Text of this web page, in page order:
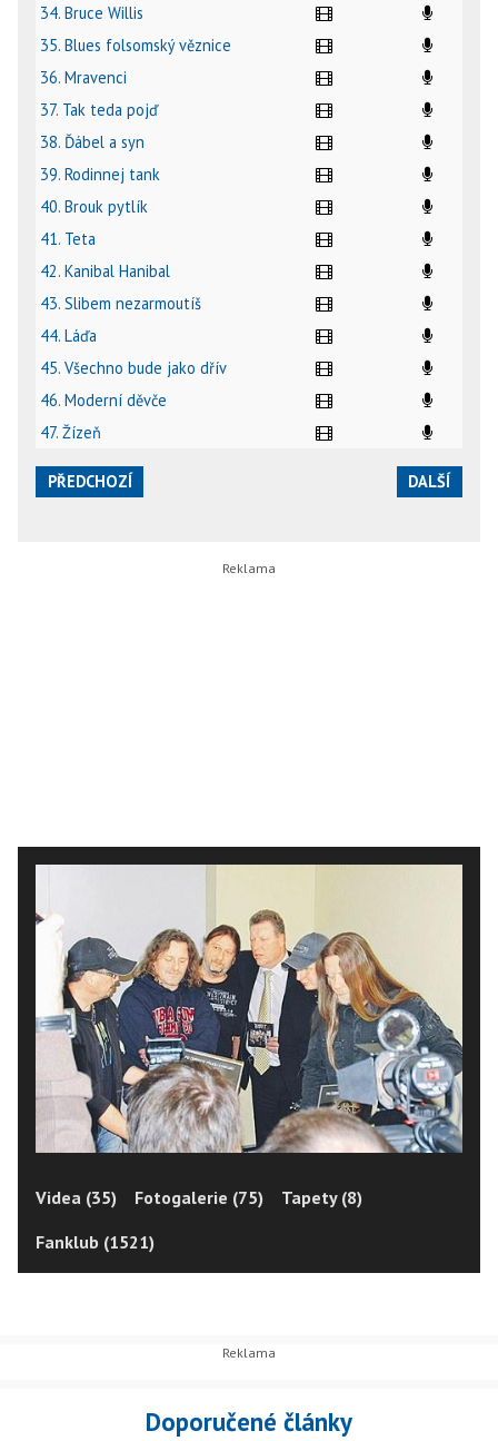
34. Bruce Willis
35. Blues folsomský věznice
36. Mravenci
37. Tak teda pojď
38. Ďábel a syn
39. Rodinnej tank
40. Brouk pytlík
41. Teta
42. Kanibal Hanibal
43. Slibem nezarmoutíš
44. Láďa
45. Všechno bude jako dřív
46. Moderní děvče
47. Žízeň
PŘEDCHOZÍ DALŠÍ
Videa (35) Fotogalerie (75)
Tapety (8)
Fanklub (1521)
Doporučené články